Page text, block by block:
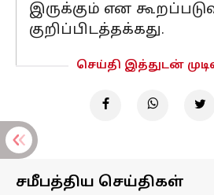
இருக்கும் என
குறிப்பிடத்தக்கது.
செய்தி இத்துடன்
சமீபத்திய செய்திகள்